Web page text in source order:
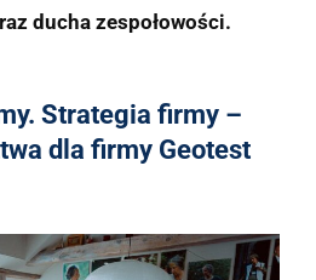
ducha zespołowości.
Strategia firmy –
dla firmy Geotest